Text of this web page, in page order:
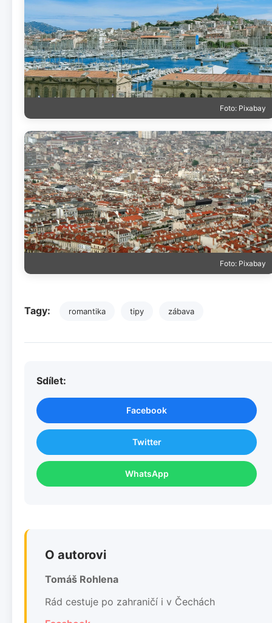
Foto: Pixabay
Foto: Pixabay
Tagy: romantika tipy zábava
Sdílet:
Facebook
Twitter
WhatsApp
O autorovi
Tomáš Rohlena
Rád cestuje po zahraničí i v Čechách